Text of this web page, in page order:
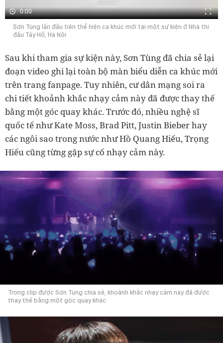
0:00
Sơn Tùng lần đầu tiên thể hiện ca khúc mới tại một sự kiện ở Nhà thi
đấu Tây Hồ, Hà Nội
Sau khi tham gia sự kiện này, Sơn Tùng đã chia sẻ lại
đoạn video ghi lại toàn bộ màn biểu diễn ca khúc mới
trên trang fanpage. Tuy nhiên, cư dân mạng soi ra
chi tiết khoảnh khắc nhạy cảm này đã được thay thế
bằng một góc quay khác. Trước đó, nhiều nghệ sĩ
quốc tế như Kate Moss, Brad Pitt, Justin Bieber hay
các ngôi sao trong nước như Hồ Quang Hiếu, Trọng
Hiếu cũng từng gặp sự cố nhạy cảm này.
Trong clip được Sơn Tùng chia sẻ, khoảnh khắc nhạy cảm này đã được
thay thế bằng một góc quay khác